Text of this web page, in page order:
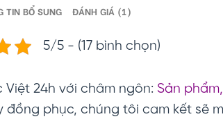
TIN BỔ SUNG ĐÁNH GIÁ (1)
5/5 - (17 bình chọn)
24h với châm ngôn: Sản
đồng phục, chúng tôi cam kết sẽ